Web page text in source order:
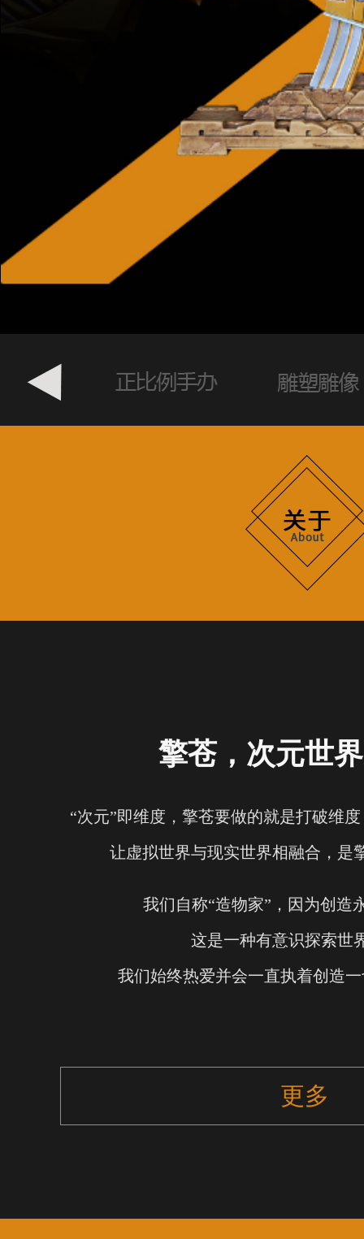
擎苍，次元世
“次元”即维度，擎苍要做的就是打破维
让虚拟世界与现实世界相融合，是
我们自称“造物家”，因为创造
这是一种有意识探索世
我们始终热爱并会一直执着创造
更多